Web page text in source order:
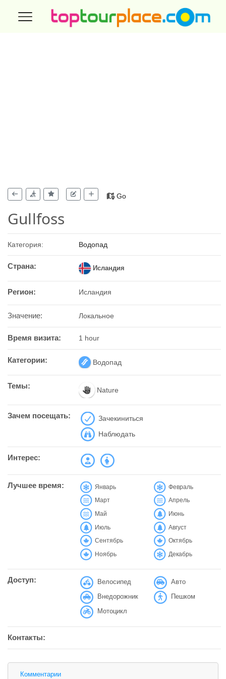
Go
Gullfoss
Категория: Водопад
Страна: Исландия
Регион: Исландия
Значение: Локальное
Время визита: 1 hour
Категории: Водопад
Темы: Nature
Зачем посещать:
Зачекиниться
Наблюдать
Интерес:
Лучшее время: Январь Февраль
Март Апрель
Май Июнь
Июль Август
Сентябрь Октябрь
Ноябрь Декабрь
Доступ: Велосипед
Авто
Внедорожник
Пешком
Мотоцикл
Контакты:
Комментарии